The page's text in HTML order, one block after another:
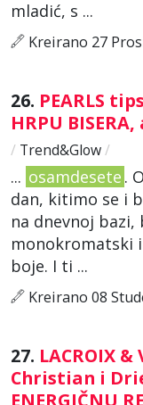
mladić, s ...
Kreirano 27
26. PEARLS
HRPU
/ Trend&Glow/
... osamdesete .
dan, kitimo se i
na dnevnoj
monokromatski
boje. I ti ...
Kreirano 08
27. LACROIX
Christian i
ENERGIČNU